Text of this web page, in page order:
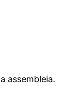
assembleia.